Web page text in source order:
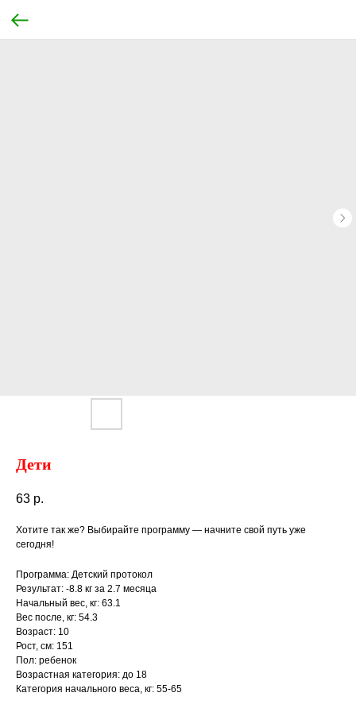
Дети
63 р.
Хотите так же? Выбирайте программу — начните свой путь уже
сегодня!
Программа: Детский протокол
Результат: -8.8 кг за 2.7 месяца
Начальный вес, кг: 63.1
Вес после, кг: 54.3
Возраст: 10
Рост, см: 151
Пол: ребенок
Возрастная категория: до 18
Категория начального веса, кг: 55-65